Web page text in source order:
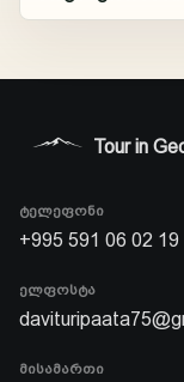
Tour in
ᲢᲔᲚᲔᲤᲝᲜᲘ
+995 591 06 02 19
ᲔᲚᲤᲝᲡᲢᲐ
ᲛᲘᲡᲐᲛᲐᲠᲗᲘ
ტურები, დრო,